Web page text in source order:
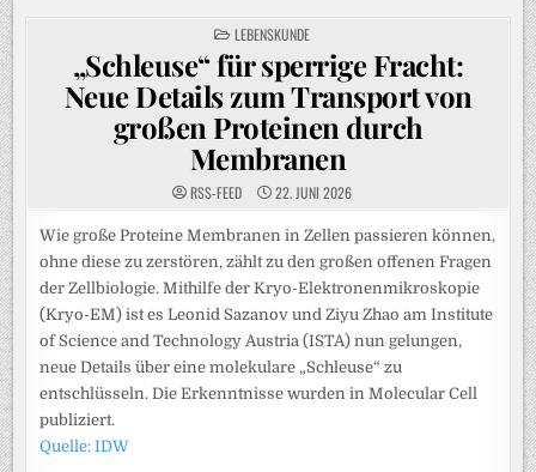
POSTED
IN
LEBENSKUNDE
„Schleuse“ für sperrige Fracht:
Neue Details zum Transport von
großen Proteinen durch
Membranen
RSS-FEED 22. JUNI 2026
Wie große Proteine Membranen in Zellen passieren können,
ohne diese zu zerstören, zählt zu den großen offenen Fragen
der Zellbiologie. Mithilfe der Kryo-Elektronenmikroskopie
(Kryo-EM) ist es Leonid Sazanov und Ziyu Zhao am Institute
of Science and Technology Austria (ISTA) nun gelungen,
neue Details über eine molekulare „Schleuse“ zu
entschlüsseln. Die Erkenntnisse wurden in Molecular Cell
publiziert.
Quelle: IDW